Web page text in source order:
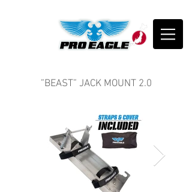
”BEAST” JACK MOUNT 2.0